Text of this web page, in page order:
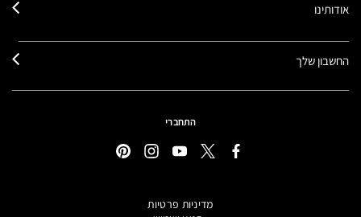
אודותינו
החשבון שלך
התחברי
מדיניות פרטיות